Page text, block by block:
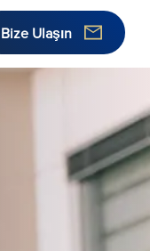
Bize Ulaşın